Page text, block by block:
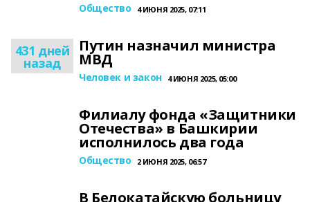
Общество 4 ИЮНЯ 2025, 07:11
431 дней
назад
Путин назначил министра
МВД
Человек и закон 4 ИЮНЯ 2025, 05:00
Филиалу фонда «Защитники
Отечества» в Башкирии
исполнилось два года
Общество 2 ИЮНЯ 2025, 06:57
В Белокатайскую больницу